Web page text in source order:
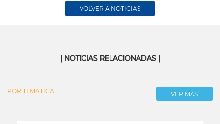
VOLVER A NOTICIAS
| NOTICIAS RELACIONADAS |
POR TEMÁTICA VER MÁS